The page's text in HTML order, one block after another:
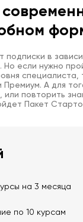
в
если нужно
специалиста,
А для
повторить
Пакет
на 3 месяца
по 10 курсам